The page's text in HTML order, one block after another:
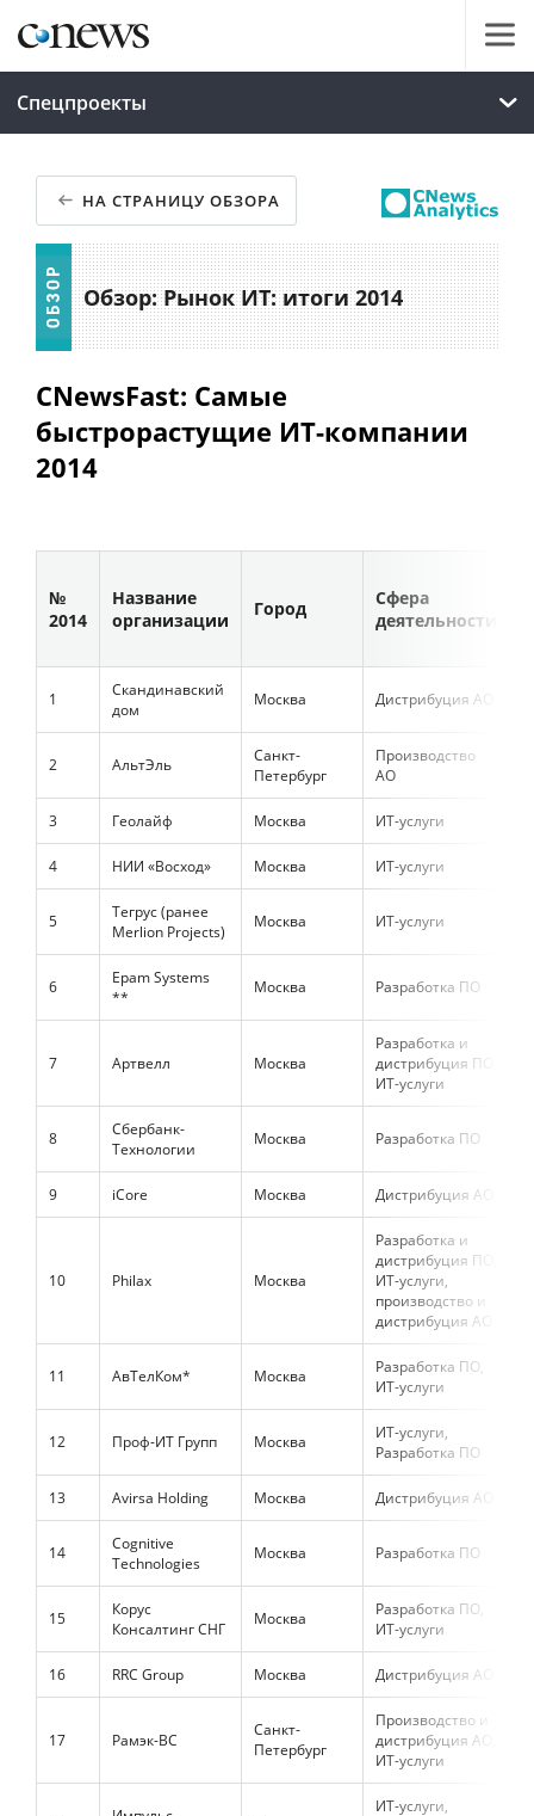
Спецпроекты
НА СТРАНИЦУ ОБЗОРА
Обзор: Рынок ИТ: итоги 2014
CNewsFast: Самые
быстрорастущие ИТ-компании
2014
№
2014
Название
организации
Город
Сфера
деятельности
1
Скандинавский
дом
Москва Дистрибуция АО
2 АльтЭль
Санкт-
Петербург
Производство
АО
3 Геолайф Москва ИТ-услуги
4 НИИ «Восход» Москва ИТ-услуги
5
Тегрус (ранее
Merlion Projects)
Москва ИТ-услуги
6
Epam Systems
**
Москва Разработка ПО
7 Артвелл Москва
Разработка и
дистрибуция ПО,
ИТ-услуги
8
Сбербанк-
Технологии
Москва Разработка ПО
9 iCore Москва Дистрибуция АО
10 Philax Москва
Разработка и
дистрибуция ПО,
ИТ-услуги,
производство и
дистрибуция АО
11 АвТелКом* Москва
Разработка ПО,
ИТ-услуги
12 Проф-ИТ Групп Москва
ИТ-услуги,
Разработка ПО
13 Avirsa Holding Москва Дистрибуция АО
14
Cognitive
Technologies
Москва Разработка ПО
15
Корус
Консалтинг СНГ
Москва
Разработка ПО,
ИТ-услуги
16 RRC Group Москва Дистрибуция АО
17 Рамэк-ВС
Санкт-
Петербург
Производство и
дистрибуция АО,
ИТ-услуги
ИТ-услуги,